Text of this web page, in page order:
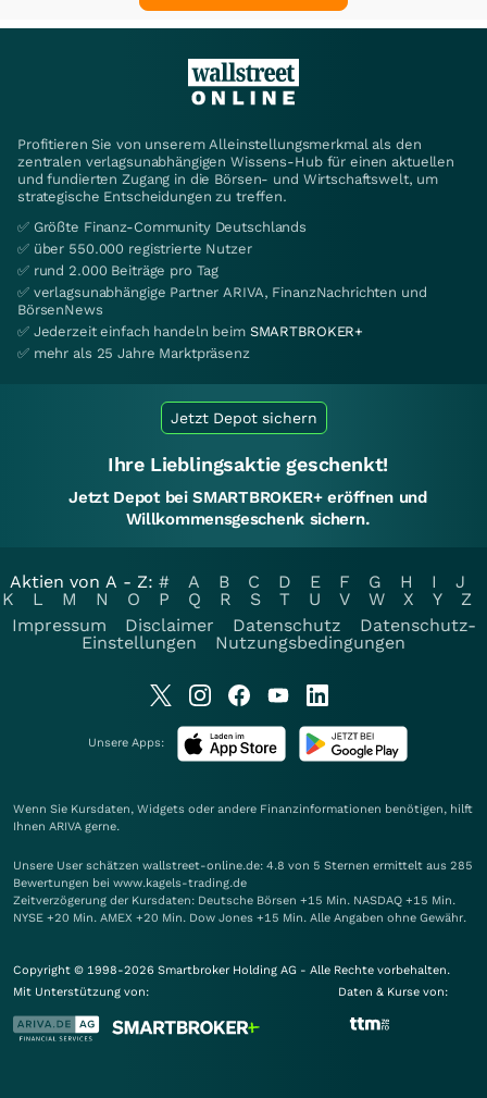
Profitieren Sie von unserem Alleinstellungsmerkmal als den
zentralen verlagsunabhängigen Wissens-Hub für einen aktuellen
und fundierten Zugang in die Börsen- und Wirtschaftswelt, um
strategische Entscheidungen zu treffen.
✅ Größte Finanz-Community Deutschlands
✅ über 550.000 registrierte Nutzer
✅ rund 2.000 Beiträge pro Tag
✅ verlagsunabhängige Partner ARIVA, FinanzNachrichten und
BörsenNews
✅ Jederzeit einfach handeln beim SMARTBROKER+
✅ mehr als 25 Jahre Marktpräsenz
Jetzt Depot sichern
Ihre Lieblingsaktie geschenkt!
Jetzt Depot bei SMARTBROKER+ eröffnen und
Willkommensgeschenk sichern.
Aktien von A - Z: # A B C D E F G H I
J
K
L M N O P Q R S T U V W X Y
Z
Impressum
Disclaimer Datenschutz
Datenschutz-
Einstellungen
Nutzungsbedingungen
Unsere Apps:
Wenn Sie Kursdaten, Widgets oder andere Finanzinformationen benötigen, hilft
Ihnen ARIVA gerne.
Unsere User schätzen wallstreet-online.de: 4.8 von 5 Sternen ermittelt aus 285
Bewertungen bei www.kagels-trading.de
Zeitverzögerung der Kursdaten: Deutsche Börsen +15 Min. NASDAQ +15 Min.
NYSE +20 Min. AMEX +20 Min. Dow Jones +15 Min. Alle Angaben ohne Gewähr.
Copyright © 1998-2026 Smartbroker Holding AG - Alle Rechte vorbehalten.
Mit Unterstützung von:
Daten & Kurse von: